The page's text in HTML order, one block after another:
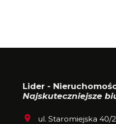
Lider -
Najskuteczniejsze
ul. Staromiejska 40/2